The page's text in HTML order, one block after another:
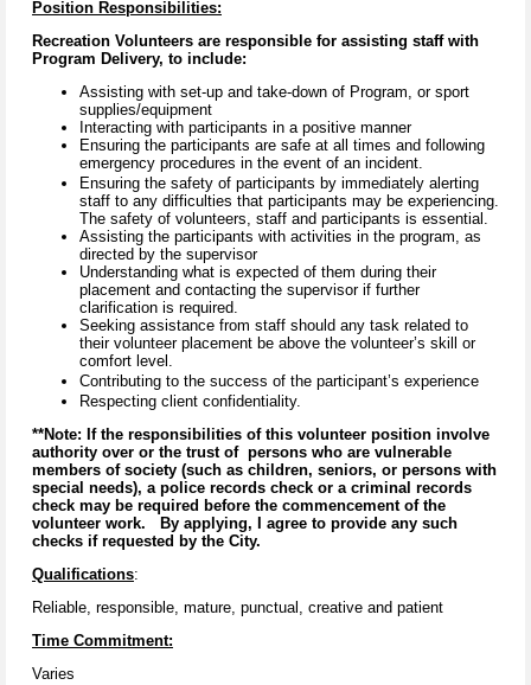
Position Responsibilities:
Recreation Volunteers are responsible for assisting staff with
Program Delivery, to include:
Assisting with set-up and take-down of Program, or sport
supplies/equipment
Interacting with participants in a positive manner
Ensuring the participants are safe at all times and following
emergency procedures in the event of an incident.
Ensuring the safety of participants by immediately alerting
staff to any difficulties that participants may be experiencing.
The safety of volunteers, staff and participants is essential.
Assisting the participants with activities in the program, as
directed by the supervisor
Understanding what is expected of them during their
placement and contacting the supervisor if further
clarification is required.
Seeking assistance from staff should any task related to
their volunteer placement be above the volunteer’s skill or
comfort level.
Contributing to the success of the participant’s experience
Respecting client confidentiality.
**Note: If the responsibilities of this volunteer position involve
authority over or the trust of persons who are vulnerable
members of society (such as children, seniors, or persons with
special needs), a police records check or a criminal records
check may be required before the commencement of the
volunteer work. By applying, I agree to provide any such
checks if requested by the City.
Qualifications:
Reliable, responsible, mature, punctual, creative and patient
Time Commitment:
Varies